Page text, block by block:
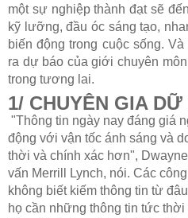
một sự nghiệp thành đạt sẽ
kỹ lưỡng, đầu óc sáng tạo,
biến động trong cuộc sống.
ra dự báo của giới chuyên
trong tương lai.
1/ CHUYÊN GIA DỮ
"Thông tin ngày nay đáng giá
động với vận tốc ánh sáng và
thời và chính xác hơn",
vấn Merrill Lynch, nói. Các
không biết kiếm thông tin từ
họ cần những thông tin tức